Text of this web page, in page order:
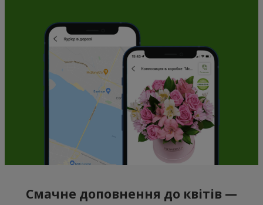
Смачне доповнення до квітів —